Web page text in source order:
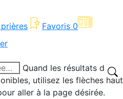
Favoris 0
Quand les résultats de
utilisez les flèches haut
aller à la page désirée.